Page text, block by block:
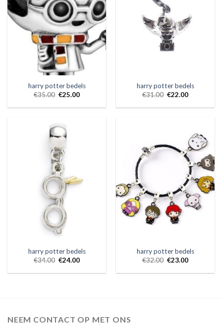
harry potter bedels
€35.00 €25.00
harry potter bedels
€31.00 €22.00
harry potter bedels
€34.00 €24.00
harry potter bedels
€32.00 €23.00
NEEM CONTACT OP MET ONS